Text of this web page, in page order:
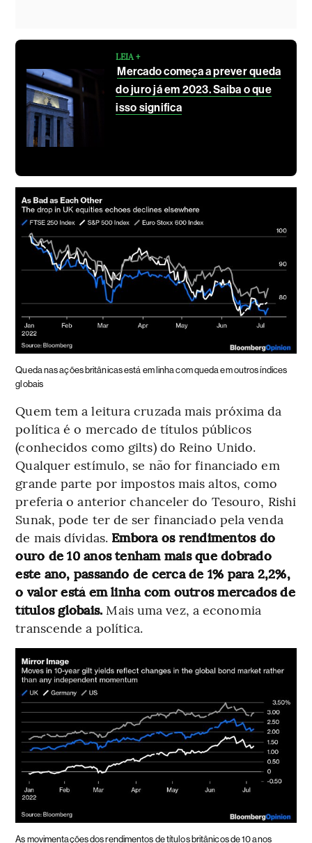
LEIA +
Mercado começa a prever queda
do juro já em 2023. Saiba o que
isso significa
Queda nas ações britânicas está em linha com queda em outros índices
globais
Quem tem a leitura cruzada mais próxima da
política é o mercado de títulos públicos
(conhecidos como gilts) do Reino Unido.
Qualquer estímulo, se não for financiado em
grande parte por impostos mais altos, como
preferia o anterior chanceler do Tesouro, Rishi
Sunak, pode ter de ser financiado pela venda
de mais dívidas. Embora os rendimentos do
ouro de 10 anos tenham mais que dobrado
este ano, passando de cerca de 1% para 2,2%,
o valor está em linha com outros mercados de
títulos globais.Mais uma vez, a economia
transcende a política.
As movimentações dos rendimentos de títulos britânicos de 10 anos